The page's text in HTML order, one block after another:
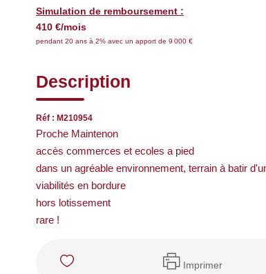
Simulation de remboursement :
410 €/mois
pendant 20 ans à 2% avec un apport de 9 000 €
Description
Réf : M210954
Proche Maintenon
accès commerces et ecoles a pied
dans un agréable environnement, terrain à batir
viabilités en bordure
hors lotissement
rare !
Imprimer